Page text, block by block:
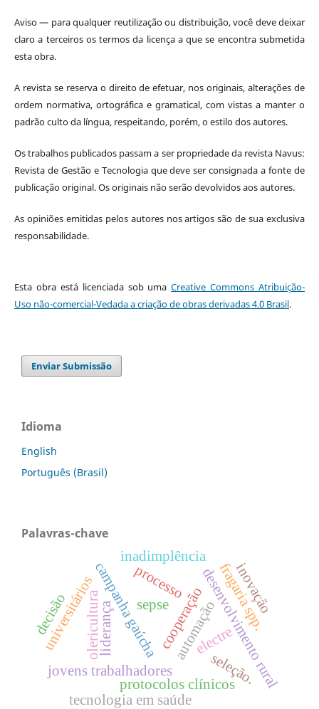
Aviso — para qualquer reutilização ou distribuição, você deve deixar
claro a terceiros os termos da licença a que se encontra submetida
esta obra.
A revista se reserva o direito de efetuar, nos originais, alterações de
ordem normativa, ortográfica e gramatical, com vistas a manter o
padrão culto da língua, respeitando, porém, o estilo dos autores.
Os trabalhos publicados passam a ser propriedade da revista Navus:
Revista de Gestão e Tecnologia que deve ser consignada a fonte de
publicação original. Os originais não serão devolvidos aos autores.
As opiniões emitidas pelos autores nos artigos são de sua exclusiva
responsabilidade.
Esta obra está licenciada sob umaCreative Commons Atribuição-
Uso não-comercial-Vedada a criação de obras derivadas 4.0 Brasil.
Enviar Submissão
Idioma
English
Português (Brasil)
Palavras-chave
jovens trabalhadores
cooperação
campanha gaúcha desenvolvimento rural
fragaria spp.
olericulturaliderança sepse
protocolos clínicos
tecnologia em saúde
automação
inadimplência
universitários
decisão
electre
seleção.
inovação
processo